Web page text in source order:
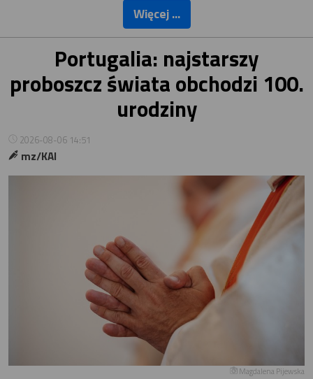
Więcej ...
Portugalia: najstarszy
proboszcz świata obchodzi 100.
urodziny
2026-08-06 14:51
mz/KAI
Magdalena Pijewska